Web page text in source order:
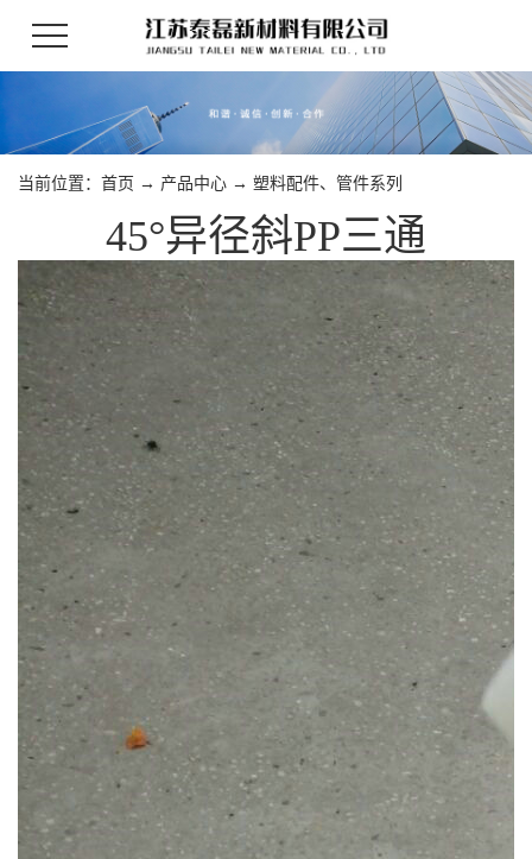
当前位置： 首页 → 产品中心 → 塑料配件、管件系列
45°异径斜PP三通